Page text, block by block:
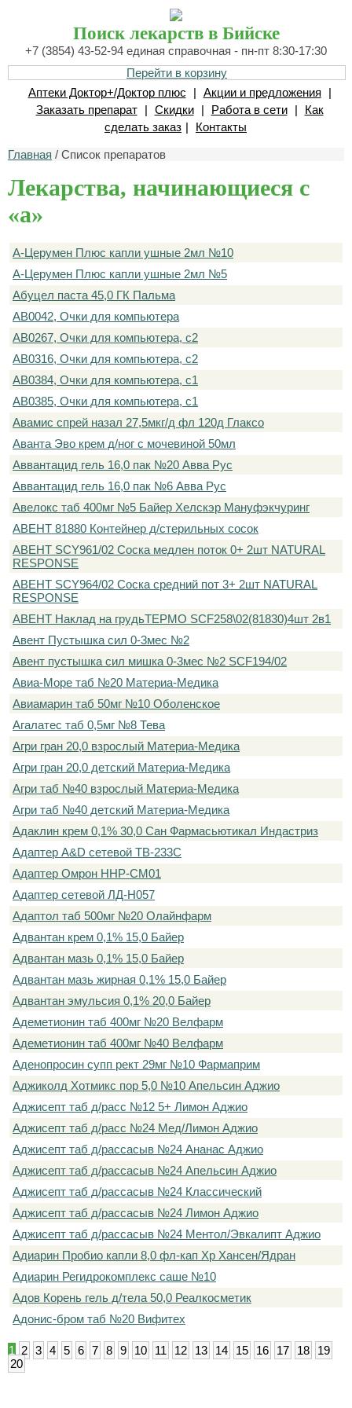
Поиск лекарств в Бийске
+7 (3854) 43-52-94 единая справочная - пн-пт 8:30-17:30
Перейти в корзину
Аптеки Доктор+/Доктор плюс
| Акции и предложения
|
Заказать препарат
| Скидки | Работа в сети |
Как
сделать заказ | Контакты
Главная / Список препаратов
Лекарства, начинающиеся с
«а»
А-Церумен Плюс капли ушные 2мл №10
А-Церумен Плюс капли ушные 2мл №5
Абуцел паста 45,0 ГК Пальма
АВ0042, Очки для компьютера
АВ0267, Очки для компьютера, с2
АВ0316, Очки для компьютера, с2
АВ0384, Очки для компьютера, с1
АВ0385, Очки для компьютера, с1
Авамис спрей назал 27,5мкг/д фл 120д Глаксо
Аванта Эво крем д/ног с мочевиной 50мл
Аввантацид гель 16,0 пак №20 Авва Рус
Аввантацид гель 16,0 пак №6 Авва Рус
Авелокс таб 400мг №5 Байер Хелскэр Мануфэкчуринг
АВЕНТ 81880 Контейнер д/стерильных сосок
АВЕНТ SCY961/02 Соска медлен поток 0+ 2шт NATURAL
RESPONSE
АВЕНТ SCY964/02 Соска средний пот 3+ 2шт NATURAL
RESPONSE
АВЕНТ Наклад на грудьТЕРМО SCF258\02(81830)4шт 2в1
Авент Пустышка сил 0-3мес №2
Авент пустышка сил мишка 0-3мес №2 SCF194/02
Авиа-Море таб №20 Материа-Медика
Авиамарин таб 50мг №10 Оболенское
Агалатес таб 0,5мг №8 Тева
Агри гран 20,0 взрослый Материа-Медика
Агри гран 20,0 детский Материа-Медика
Агри таб №40 взрослый Материа-Медика
Агри таб №40 детский Материа-Медика
Адаклин крем 0,1% 30,0 Сан Фармасьютикал Индастриз
Адаптер A&D сетевой ТВ-233С
Адаптер Омрон HHP-CM01
Адаптер сетевой ЛД-Н057
Адаптол таб 500мг №20 Олайнфарм
Адвантан крем 0,1% 15,0 Байер
Адвантан мазь 0,1% 15,0 Байер
Адвантан мазь жирная 0,1% 15,0 Байер
Адвантан эмульсия 0,1% 20,0 Байер
Адеметионин таб 400мг №20 Велфарм
Адеметионин таб 400мг №40 Велфарм
Аденопросин супп рект 29мг №10 Фармаприм
Аджиколд Хотмикс пор 5,0 №10 Апельсин Аджио
Аджисепт таб д/расс №12 5+ Лимон Аджио
Аджисепт таб д/расс №24 Мед/Лимон Аджио
Аджисепт таб д/рассасыв №24 Ананас Аджио
Аджисепт таб д/рассасыв №24 Апельсин Аджио
Аджисепт таб д/рассасыв №24 Классический
Аджисепт таб д/рассасыв №24 Лимон Аджио
Аджисепт таб д/рассасыв №24 Ментол/Эвкалипт Аджио
Адиарин Пробио капли 8,0 фл-кап Хр Хансен/Ядран
Адиарин Регидрокомплекс саше №10
Адов Корень гель д/тела 50,0 Реалкосметик
Адонис-бром таб №20 Вифитех
1 2 3 4 5 6 7 8 9 10 11 12 13 14 15 16 17 18
19
20